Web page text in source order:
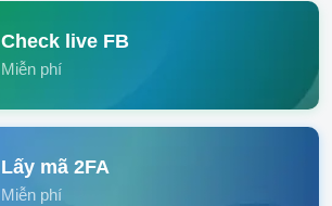
Check live FB
Miễn phí
Lấy mã 2FA
Miễn phí